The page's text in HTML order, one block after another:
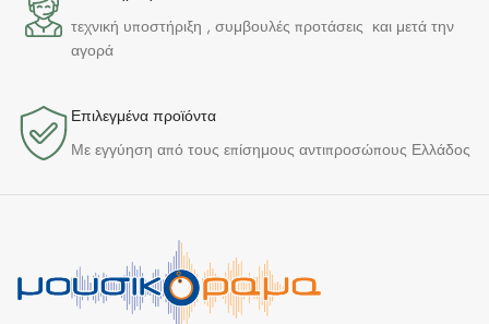
τεχνική υποστήριξη , συμβουλές προτάσεις και μετά την
αγορά
Επιλεγμένα προϊόντα​
Με εγγύηση από τους επίσημους αντιπροσώπους Ελλάδος